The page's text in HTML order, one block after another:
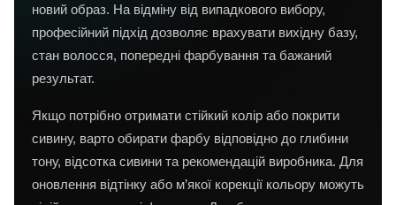
новий образ. На відміну від випадкового вибору,
професійний підхід дозволяє врахувати вихідну базу,
стан волосся, попередні фарбування та бажаний
результат.
Якщо потрібно отримати стійкий колір або покрити
сивину, варто обирати фарбу відповідно до глибини
тону, відсотка сивини та рекомендацій виробника. Для
оновлення відтінку або м’якої корекції кольору можуть